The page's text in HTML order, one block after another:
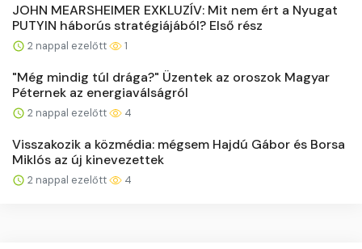
JOHN MEARSHEIMER EXKLUZÍV: Mit nem ért a Nyugat
PUTYIN háborús stratégiájából? Első rész
2 nappal ezelőtt 1
"Még mindig túl drága?" Üzentek az oroszok Magyar
Péternek az energiaválságról
2 nappal ezelőtt 4
Visszakozik a közmédia: mégsem Hajdú Gábor és Borsa
Miklós az új kinevezettek
2 nappal ezelőtt 4